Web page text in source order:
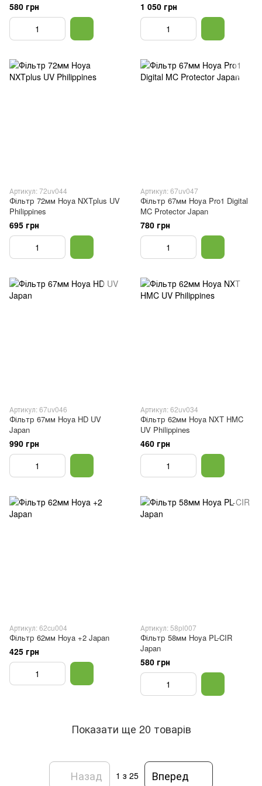
580 грн 1 050 грн
Артикул: 72uv044
Фільтр 72мм Hoya NXTplus UV
Philippines
695 грн
Артикул: 67uv047
Фільтр 67мм Hoya Pro1 Digital
MC Protector Japan
780 грн
Артикул: 67uv046
Фільтр 67мм Hoya HD UV
Japan
990 грн
Артикул: 62uv034
Фільтр 62мм Hoya NXT HMC
UV Philippines
460 грн
Артикул: 62cu004
Фільтр 62мм Hoya +2 Japan
425 грн
Артикул: 58pl007
Фільтр 58мм Hoya PL-CIR
Japan
580 грн
Показати ще 20 товарів
Назад 1 з 25 Вперед